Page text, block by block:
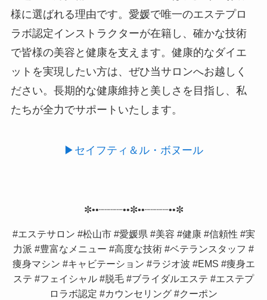
様に選ばれる理由です。愛媛で唯一のエステプロ
ラボ認定インストラクターが在籍し、確かな技術
で皆様の美容と健康を支えます。健康的なダイエ
ットを実現したい方は、ぜひ当サロンへお越しく
ださい。長期的な健康維持と美しさを目指し、私
たちが全力でサポートいたします。
▶︎セイフティ＆ル・ボヌール
✼••┈┈┈┈••✼••┈┈┈┈••✼
#エステサロン #松山市 #愛媛県 #美容 #健康 #信頼性 #実
力派 #豊富なメニュー #高度な技術 #ベテランスタッフ #
痩身マシン #キャビテーション #ラジオ波 #EMS #痩身エ
ステ #フェイシャル #脱毛 #ブライダルエステ #エステプ
ロラボ認定 #カウンセリング #クーポン